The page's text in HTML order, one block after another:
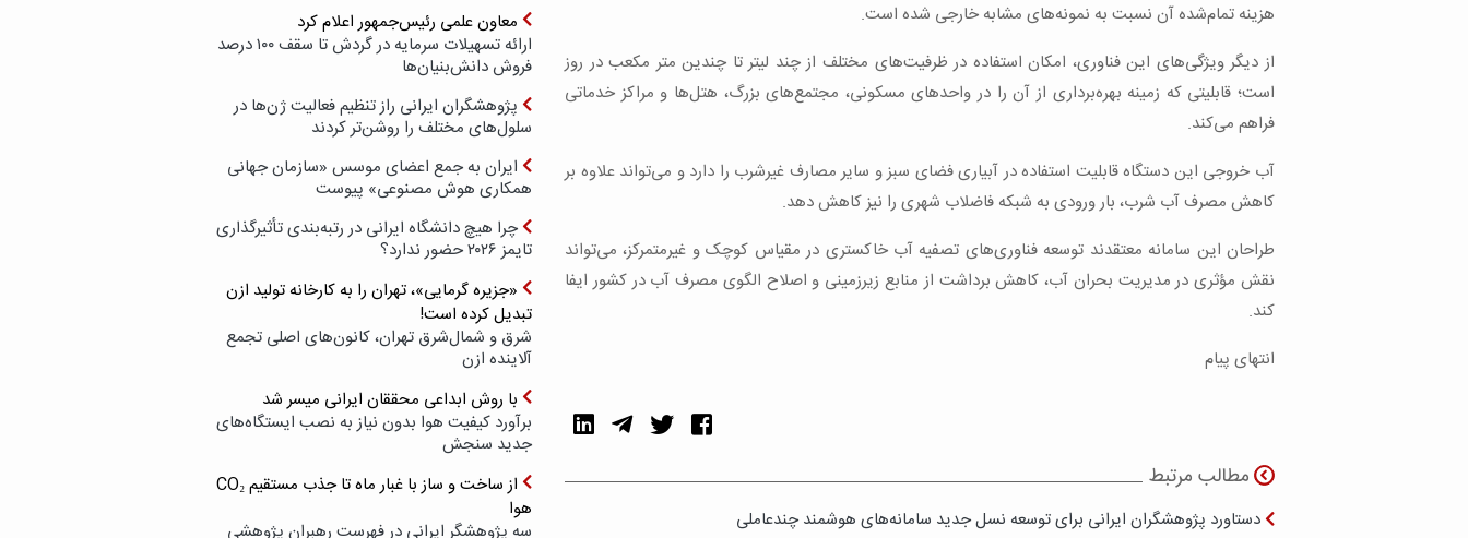
هزینه تمام‌شده آن نسبت به نمونه‌های مشابه خارجی شده است.
از دیگر ویژگی‌های این فناوری، امکان استفاده در ظرفیت‌های مختلف از چند لیتر تا چندین متر مکعب در روز
است؛ قابلیتی که زمینه بهره‌برداری از آن را در واحدهای مسکونی، مجتمع‌های بزرگ، هتل‌ها و مراکز خدماتی
فراهم می‌کند.
آب خروجی این دستگاه قابلیت استفاده در آبیاری فضای سبز و سایر مصارف غیرشرب را دارد و می‌تواند علاوه بر
کاهش مصرف آب شرب، بار ورودی به شبکه فاضلاب شهری را نیز کاهش دهد.
طراحان این سامانه معتقدند توسعه فناوری‌های تصفیه آب خاکستری در مقیاس کوچک و غیرمتمرکز، می‌تواند
نقش مؤثری در مدیریت بحران آب، کاهش برداشت از منابع زیرزمینی و اصلاح الگوی مصرف آب در کشور ایفا
کند.
انتهای پیام
مطالب مرتبط
دستاورد پژوهشگران ایرانی برای توسعه نسل جدید سامانه‌های هوشمند چندعاملی
معاون علمی رئیس‌جمهور اعلام کرد
ارائه تسهیلات سرمایه در گردش تا سقف ۱۰۰ درصد
فروش دانش‌بنیان‌ها
پژوهشگران ایرانی راز تنظیم فعالیت ژن‌ها در
سلول‌های مختلف را روشن‌تر کردند
ایران به جمع اعضای موسس «سازمان جهانی
همکاری هوش مصنوعی» پیوست
چرا هیچ دانشگاه ایرانی در رتبه‌بندی تأثیرگذاری
تایمز ۲۰۲۶ حضور ندارد؟
«جزیره گرمایی»، تهران را به کارخانه تولید ازن
تبدیل کرده است!
شرق و شمال‌شرق تهران، کانون‌های اصلی تجمع
آلاینده ازن
با روش ابداعی محققان ایرانی میسر شد
برآورد کیفیت هوا بدون نیاز به نصب ایستگاه‌های
جدید سنجش
از ساخت و ساز با غبار ماه تا جذب مستقیم CO₂
هوا
سه پژوهشگر ایرانی در فهرست رهبران پژوهشی